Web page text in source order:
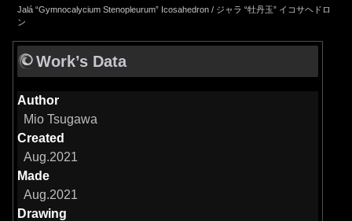
Jalá “Gymnocalycium Stenopleurum” Icosahedron / ジャラ “牡丹玉” イコサヘドロ
ン
Work’s Data
Author
Mio Tsugawa
Created
Aug.2021
Made
Aug.2021
Drawing